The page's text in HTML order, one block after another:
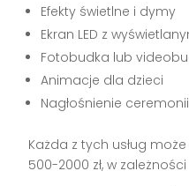
Efekty świetlne i dymy
Ekran LED z
Fotobudka lub
Animacje dla dzieci
Nagłośnienie
Każda z tych usług
500-2000 zł, w